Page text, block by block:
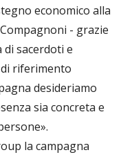
economico alla
- grazie
di sacerdoti e
riferimento
desideriamo
sia concreta e
la campagna